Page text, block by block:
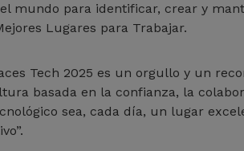
mundo para identificar, crear y
Lugares para Trabajar.
Tech 2025 es un orgullo y un
basada en la confianza, la
sea, cada día, un lugar